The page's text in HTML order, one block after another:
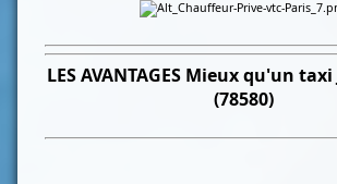
LESAVANTAGES Mieux qu'un taxi
(78580)